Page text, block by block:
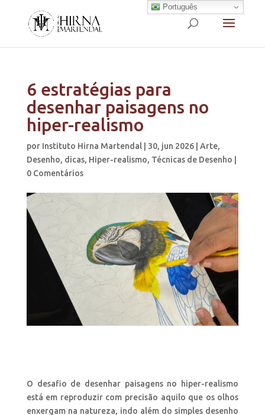
6 estratégias para
desenhar paisagens no
hiper-realismo
por Instituto Hirna Martendal| 30, jun 2026| Arte,
Desenho, dicas, Hiper-realismo, Técnicas de Desenho
0 Comentários
O desafio de desenhar paisagens no hiper-realismo
está em reproduzir com precisão aquilo que os olhos
enxergam na natureza, indo além do simples desenho
Português